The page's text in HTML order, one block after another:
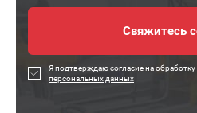
Я подтверждаю согласие на обработку
персональных данных